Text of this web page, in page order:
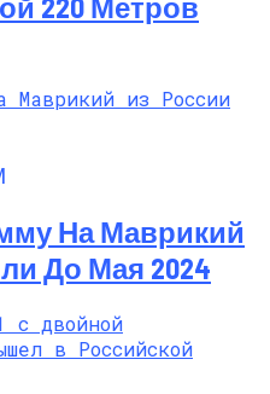
220 Метров
На Маврикий
До Мая 2024